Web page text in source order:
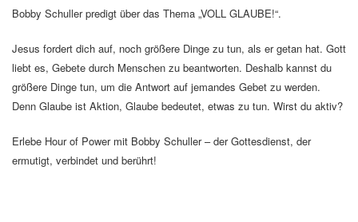
Bobby Schuller predigt über das Thema „VOLL GLAUBE!“.
Jesus fordert dich auf, noch größere Dinge zu tun, als er getan hat. Gott
liebt es, Gebete durch Menschen zu beantworten. Deshalb kannst du
größere Dinge tun, um die Antwort auf jemandes Gebet zu werden.
Denn Glaube ist Aktion, Glaube bedeutet, etwas zu tun. Wirst du aktiv?
Erlebe Hour of Power mit Bobby Schuller – der Gottesdienst, der
ermutigt, verbindet und berührt!